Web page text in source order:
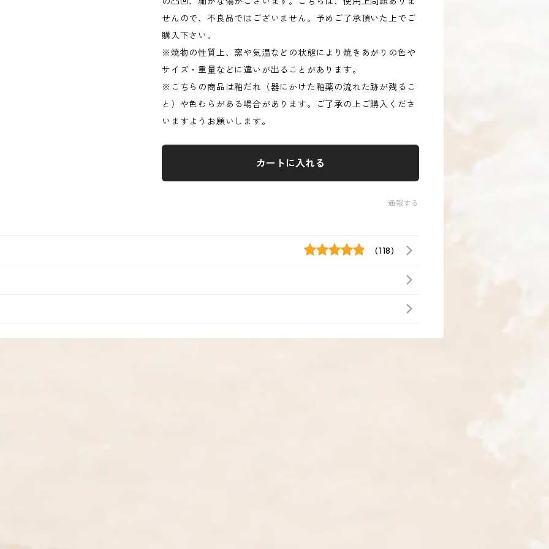
せんので、不良品ではございません。予めご了承頂いた上でご
購入下さい。
※焼物の性質上、窯や気温などの状態により焼きあがりの色や
サイズ・重量などに違いが出ることがあります。
※こちらの商品は釉だれ（器にかけた釉薬の流れた跡が残るこ
と）や色むらがある場合があります。ご了承の上ご購入くださ
いますようお願いします。
カートに入れる
通報する
(118)